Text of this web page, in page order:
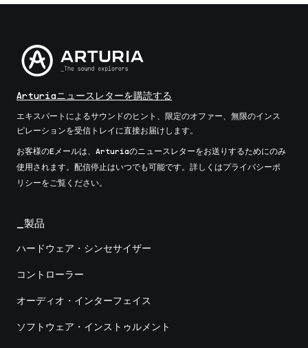
Arturiaニュースレターを購読する
エキスパートによるサウンドのヒント、限定のオファー、無限のインス
ピレーションを受信トレイに直接お届けします。
お客様のEメールは、Arturiaのニュースレターをお送りするためにのみ
使用されます。配信停止はいつでも可能です。詳しくはプライバシーポ
リシーをご覧ください。
_製品
ハードウェア・シンセサイザー
コントローラー
オーディオ・インターフェイス
ソフトウェア・インストゥルメント